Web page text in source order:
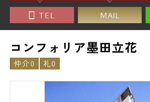
TEL MAIL
コンフォリア墨田立花
仲介0 礼0